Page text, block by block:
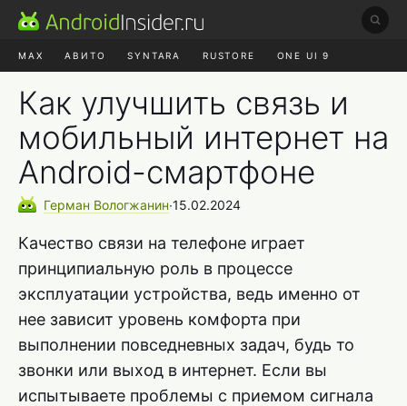
MAX АВИТО SYNTARA RUSTORE ONE UI 9
Как улучшить связь и
мобильный интернет на
Android-смартфоне
Герман Вологжанин∙15.02.2024
Качество связи на телефоне играет
принципиальную роль в процессе
эксплуатации устройства, ведь именно от
нее зависит уровень комфорта при
выполнении повседневных задач, будь то
звонки или выход в интернет. Если вы
испытываете проблемы с приемом сигнала